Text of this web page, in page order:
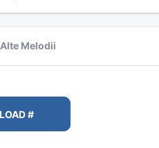
Alte Melodii
DOWNLOAD #